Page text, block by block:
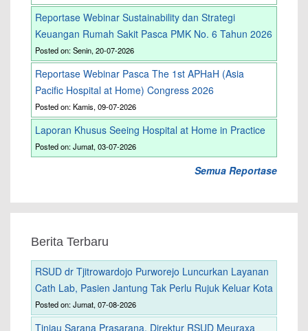
Reportase Webinar Sustainability dan Strategi
Keuangan Rumah Sakit Pasca PMK No. 6 Tahun 2026
Posted on: Senin, 20-07-2026
Reportase Webinar Pasca The 1st APHaH (Asia
Pacific Hospital at Home) Congress 2026
Posted on: Kamis, 09-07-2026
Laporan Khusus Seeing Hospital at Home in Practice
Posted on: Jumat, 03-07-2026
Semua Reportase
Berita Terbaru
RSUD dr Tjitrowardojo Purworejo Luncurkan Layanan
Cath Lab, Pasien Jantung Tak Perlu Rujuk Keluar Kota
Posted on: Jumat, 07-08-2026
Tinjau Sarana Prasarana, Direktur RSUD Meuraxa